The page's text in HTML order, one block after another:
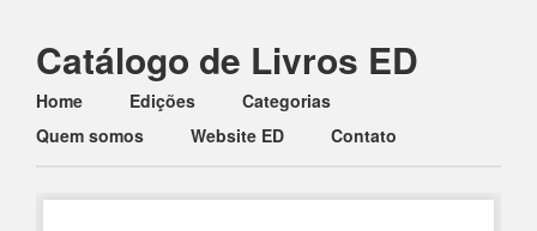
Catálogo de Livros ED
Main menu
Skip to content
Home Edições
Categorias
Quem somos
Website ED Contato